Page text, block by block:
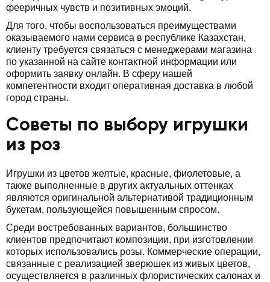
фееричных чувств и позитивных эмоций.
Для того, чтобы воспользоваться преимуществами
оказываемого нами сервиса в республике Казахстан,
клиенту требуется связаться с менеджерами магазина
по указанной на сайте контактной информации или
оформить заявку онлайн. В сферу нашей
компетентности входит оперативная доставка в любой
город страны.
Советы по выбору игрушки
из роз
Игрушки из цветов желтые, красные, фиолетовые, а
также выполненные в других актуальных оттенках
являются оригинальной альтернативой традиционным
букетам, пользующейся повышенным спросом.
Среди востребованных вариантов, большинство
клиентов предпочитают композиции, при изготовлении
которых использовались розы. Коммерческие операции,
связанные с реализацией зверюшек из живых цветов,
осуществляется в различных флористических салонах и